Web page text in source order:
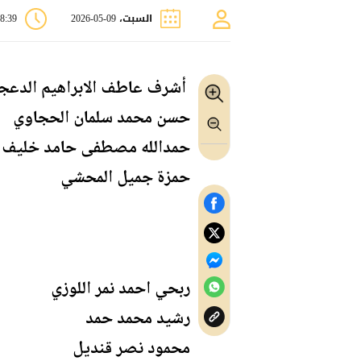
السبت، 09-05-2026
أشرف عاطف الابراهيم
حسن محمد سلمان الحجاوي
حمدالله مصطفى حامد خليف
حمزة جميل المحشي
ربحي احمد نمر اللوزي
رشيد محمد حمد
محمود نصر قنديل